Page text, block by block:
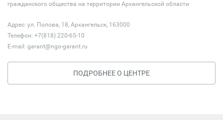
гражданского общества на территории Архангельской области
Адрес: ул. Попова, 18, Архангельск, 163000
Телефон: +7(818) 220-65-10
E-mail: garant@ngo-garant.ru
ПОДРОБНЕЕ О ЦЕНТРЕ